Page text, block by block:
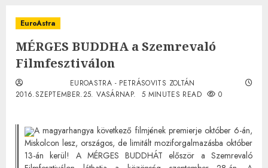
EuroAstra
MÉRGES BUDDHA a Szemrevaló
Filmfesztiválon
EUROASTRA - PETRÁSOVITS ZOLTÁN
2016.SZEPTEMBER.25. VASÁRNAP.
5 MINUTES READ 0
A magyarhangya következő filmjének premierje október 6-án,
Miskolcon lesz, országos, de limitált moziforgalmazásba október
13-án kerül! A MÉRGES BUDDHÁT először a Szemrevaló